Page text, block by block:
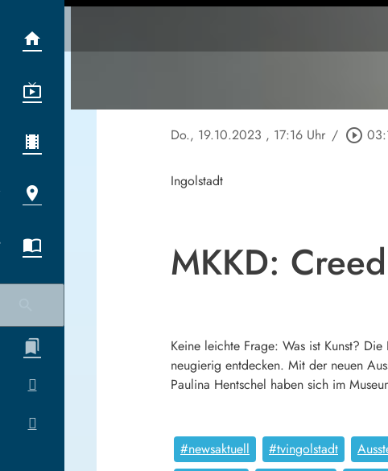
Do., 19.10.2023 , 17:16 Uhr / play_circle_outline
Ingolstadt
MKKD:
Keine leichte Frage: Was ist Kunst?
neugierig entdecken. Mit der neuen
Paulina Hentschel haben sich im
#newsaktuell #tvingolstadt